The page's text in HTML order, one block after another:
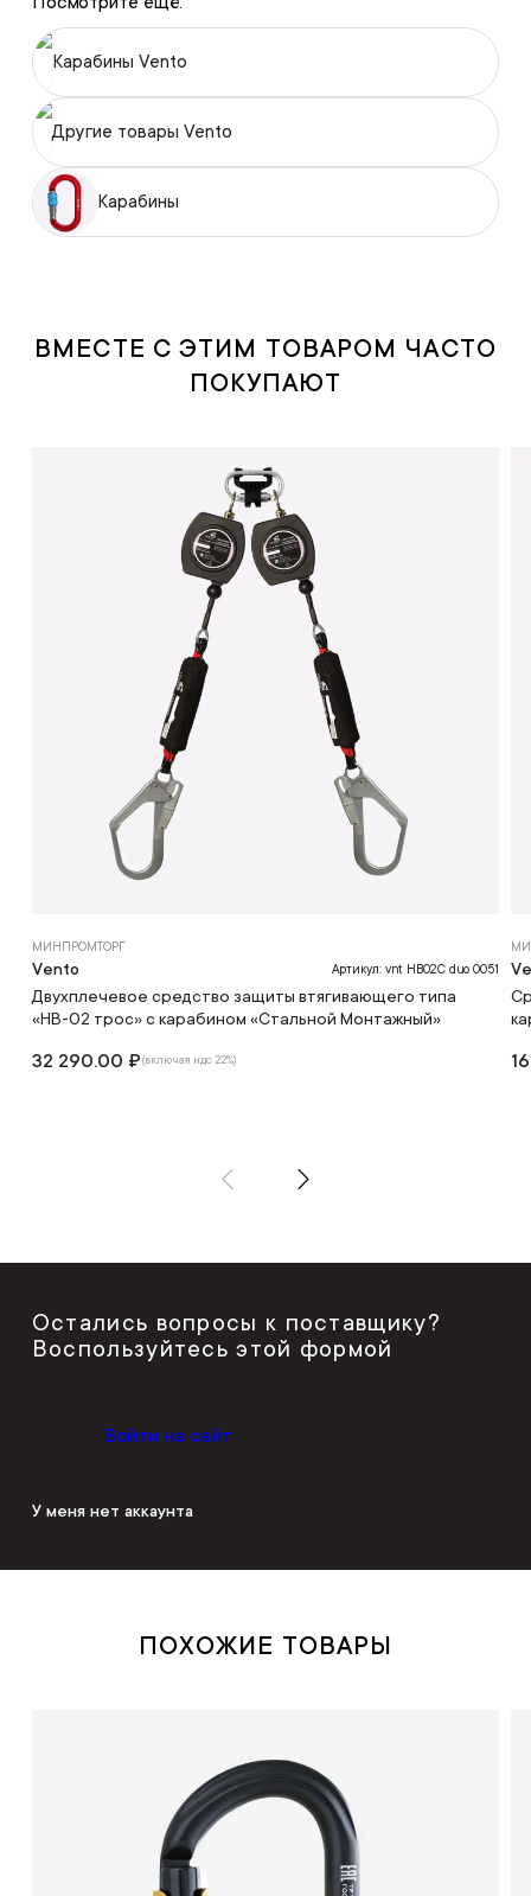
Карабины Vento
Другие товары Vento
Карабины
ВМЕСТЕ С ЭТИМ ТОВАРОМ ЧАСТО
ПОКУПАЮТ
МИНПРОМТОРГ
Vento Артикул: vnt HB02C duo 0051
Двухплечевое средство защиты втягивающего типа
«НВ-02 трос» с карабином «Стальной Монтажный»
32 290.00 ₽(включая ндс 22%)
Остались вопросы к поставщику?
Воспользуйтесь этой формой
Войти на сайт
У меня нет аккаунта
ПОХОЖИЕ ТОВАРЫ